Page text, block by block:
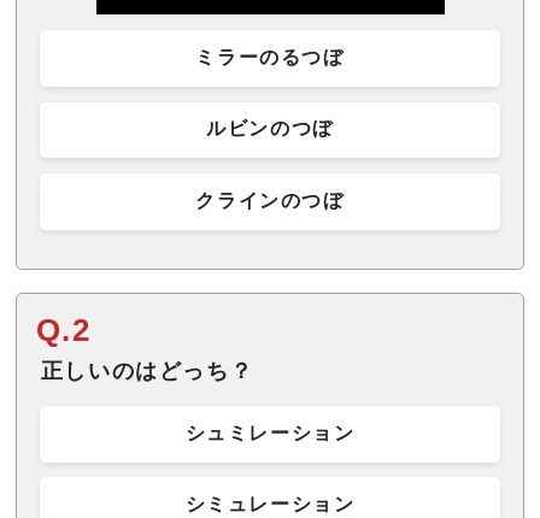
ミラーのるつぼ
ルビンのつぼ
クラインのつぼ
Q.2
正しいのはどっち？
シュミレーション
シミュレーション